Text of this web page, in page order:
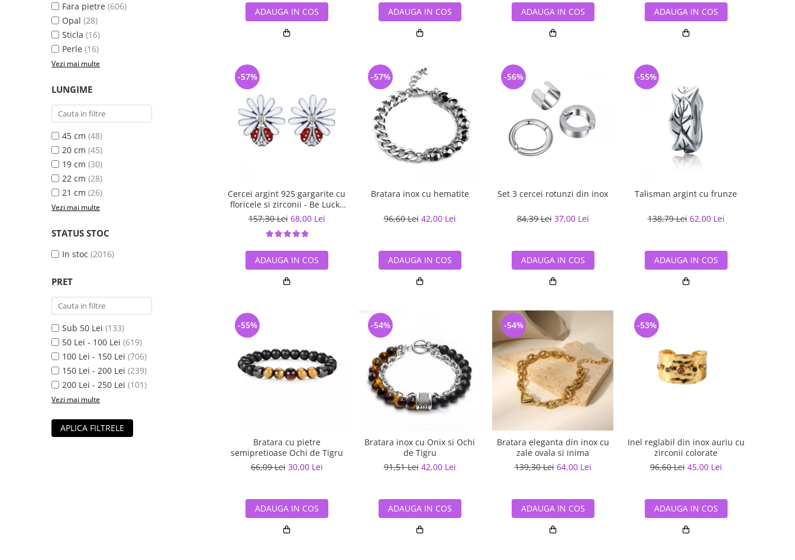
Fara pietre (606)
Opal (28)
Sticla (16)
Perle (16)
Vezi mai multe
LUNGIME
45 cm (48)
20 cm (45)
19 cm (30)
22 cm (28)
21 cm (26)
Vezi mai multe
STATUS STOC
In stoc (2016)
PRET
Sub 50 Lei (133)
50 Lei - 100 Lei (619)
100 Lei - 150 Lei (706)
150 Lei - 200 Lei (239)
200 Lei - 250 Lei (101)
Vezi mai multe
APLICA FILTRELE
ADAUGA IN COS ADAUGA IN COS ADAUGA IN COS ADAUGA IN COS
Cercei argint 925 gargarite cu
floricele si zirconii - Be Lucky
EST0022
157,30 Lei 68,00 Lei
-57%
ADAUGA IN COS
Bratara inox cu hematite
96,60 Lei 42,00 Lei
-57%
ADAUGA IN COS
Set 3 cercei rotunzi din inox
84,39 Lei 37,00 Lei
-56%
ADAUGA IN COS
Talisman argint cu frunze
138,79 Lei 62,00 Lei
-55%
ADAUGA IN COS
Bratara cu pietre
semipretioase Ochi de Tigru
66,09 Lei 30,00 Lei
-55%
ADAUGA IN COS
Bratara inox cu Onix si Ochi
de Tigru
91,51 Lei 42,00 Lei
-54%
ADAUGA IN COS
Bratara eleganta din inox cu
zale ovala si inima
139,30 Lei 64,00 Lei
-54%
ADAUGA IN COS
Inel reglabil din inox auriu cu
zirconii colorate
96,60 Lei 45,00 Lei
-53%
ADAUGA IN COS